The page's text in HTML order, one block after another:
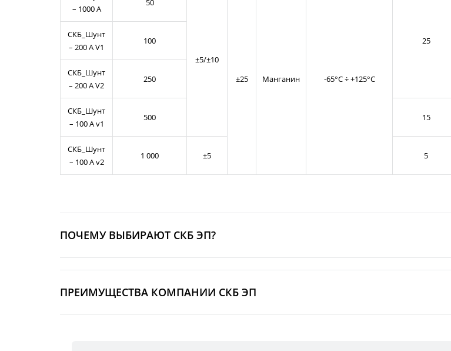
– 1000 А
50
±5/±10
±25
Манганин -65°С ÷ +125°С
25
СКБ_Шунт
– 200 А V1
100
СКБ_Шунт
– 200 А V2
250
СКБ_Шунт
– 100 А v1
500 15
СКБ_Шунт
– 100 А v2
1 000 ±5 5
ПОЧЕМУ ВЫБИРАЮТ СКБ ЭП?
ПРЕИМУЩЕСТВА КОМПАНИИ СКБ ЭП